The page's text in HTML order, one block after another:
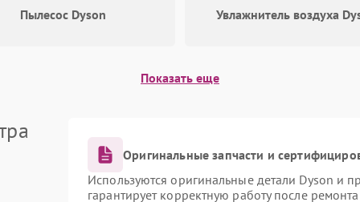
срок от 90 дней до 12 месяцев в зависимости от
Пылесос Dyson Увлажнитель воздуха
Показать еще
Оригинальные запчасти и
Используются оригинальные детали Dyson и
гарантирует корректную работу после